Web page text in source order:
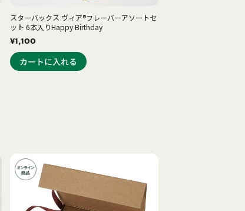
スターバックス ヴィア®フレーバーアソートセ
ット 6本入りHappy Birthday
¥1,100